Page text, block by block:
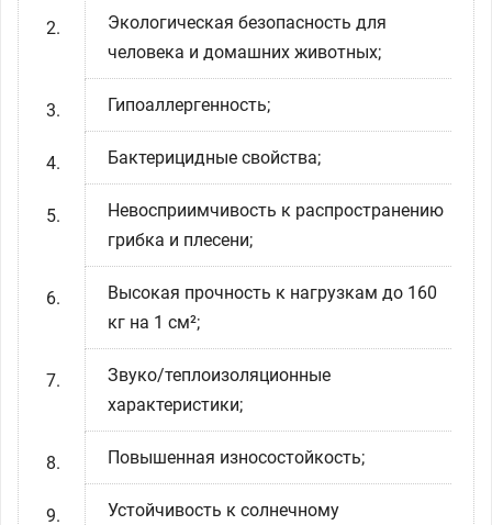
Экологическая безопасность для
человека и домашних животных;
Гипоаллергенность;
Бактерицидные свойства;
Невосприимчивость к распространению
грибка и плесени;
Высокая прочность к нагрузкам до 160
кг на 1 см²;
Звуко/теплоизоляционные
характеристики;
Повышенная износостойкость;
Устойчивость к солнечному